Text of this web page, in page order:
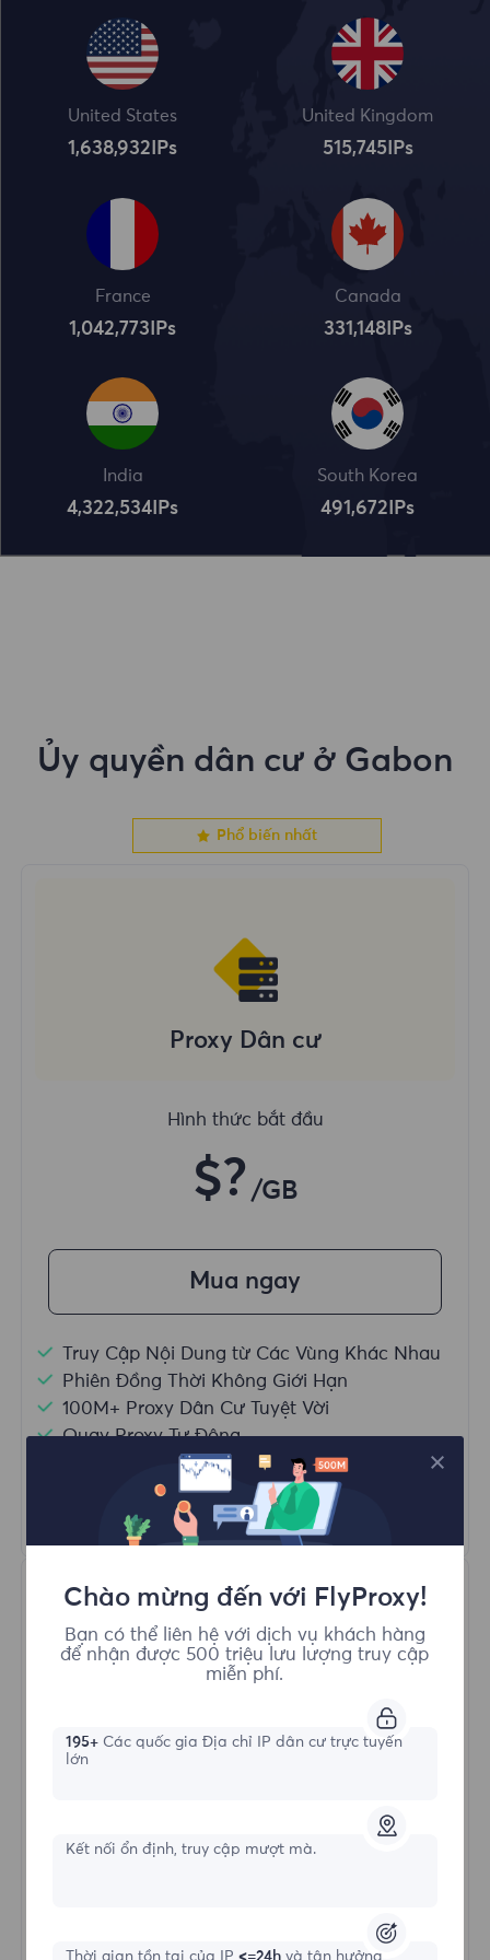
United States
1,638,932 IPs
United Kingdom
515,745IPs
France
1,042,773 IPs
Canada
331,148IPs
India
4,322,534 IPs
South Korea
491,672 IPs
Ủy quyền dân cư ở Gabon
Phổ biến nhất
Proxy Dân cư
Hình thức bắt đầu
$? /GB
Mua ngay
Truy Cập Nội Dung từ Các Vùng Khác Nhau
Phiên Đồng Thời Không Giới Hạn
100M+ Proxy Dân Cư Tuyệt Vời
Quay Proxy Tự Động
HTTP(S)/SOCKS5
Tìm hiểu thêm
Proxy Dân cư Không giới hạn
$?
Chào mừng đến với FlyProxy!
Bạn có thể liên hệ với dịch vụ khách hàng
để nhận được 500 triệu lưu lượng truy cập
miễn phí.
195+Các quốc gia Địa chỉ IP dân cư trực tuyến
lớn
Kết nối ổn định, truy cập mượt mà.
Thời gian tồn tại của IP <=24h và tận hưởng